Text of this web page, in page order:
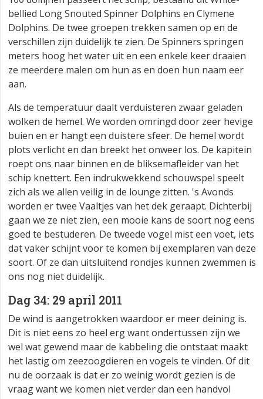
bellied Long Snouted Spinner Dolphins en Clymene
Dolphins. De twee groepen trekken samen op en de
verschillen zijn duidelijk te zien. De Spinners springen
meters hoog het water uit en een enkele keer draaien
ze meerdere malen om hun as en doen hun naam eer
aan.
Als de temperatuur daalt verduisteren zwaar geladen
wolken de hemel. We worden omringd door zeer hevige
buien en er hangt een duistere sfeer. De hemel wordt
plots verlicht en dan breekt het onweer los. De kapitein
roept ons naar binnen en de bliksemafleider van het
schip knettert. Een indrukwekkend schouwspel speelt
zich als we allen veilig in de lounge zitten. 's Avonds
worden er twee Vaaltjes van het dek geraapt. Dichterbij
gaan we ze niet zien, een mooie kans de soort nog eens
goed te bestuderen. De tweede vogel mist een voet, iets
dat vaker schijnt voor te komen bij exemplaren van deze
soort. Of ze dan uitsluitend rondjes kunnen zwemmen is
ons nog niet duidelijk.
Dag 34: 29 april 2011
De wind is aangetrokken waardoor er meer deining is.
Dit is niet eens zo heel erg want ondertussen zijn we
wel wat gewend maar de kabbeling die ontstaat maakt
het lastig om zeezoogdieren en vogels te vinden. Of dit
nu de oorzaak is dat er zo weinig wordt gezien is de
vraag want we komen niet verder dan een handvol